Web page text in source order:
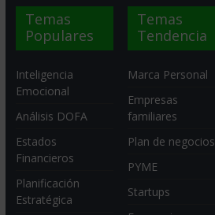
Temas
Populares
Inteligencia
Emocional
Análisis DOFA
Estados
Financieros
Planificación
Estratégica
Temas
Tendencia
Marca Personal
Empresas
familiares
Plan de negocios
PYME
Startups